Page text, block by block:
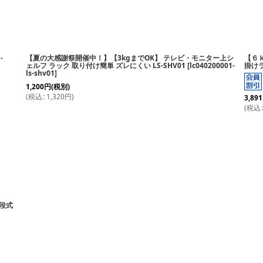
【夏の大感謝祭開催中！】【3kgまでOK】 テレビ・モニター上シ
ェルフ ラック 取り付け簡単 ズレにくい LS-SHV01 [lc040200001-
ls-shv01]
1,200円(税別)
(税込: 1,320円)
【
掛け
3,891
(税込:
式